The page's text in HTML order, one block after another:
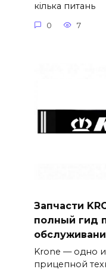
кілька питань
0 7
Запчасти
полный гид
Krone — одно
прицепной